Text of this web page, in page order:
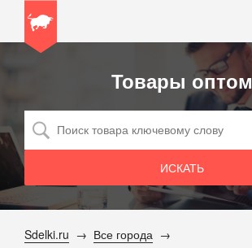
Товары оптом
Sdelki.ru
Все города